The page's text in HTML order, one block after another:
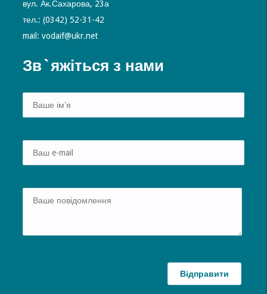
вул. Ак.Сахарова, 23а
тел.: (0342) 52-31-42
mail: vodaif@ukr.net
Зв`яжіться з нами